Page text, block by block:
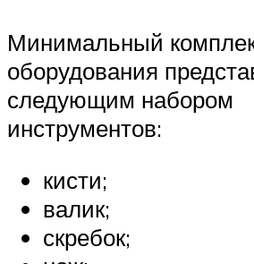
Минимальный
оборудования
следующим набором
инструментов:
кисти;
валик;
скребок;